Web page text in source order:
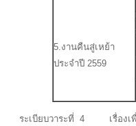
5.งานคืนสู่เหย้า
ประจำปี 2559
ระเบียบวาระที่ 4 เรื่องเ